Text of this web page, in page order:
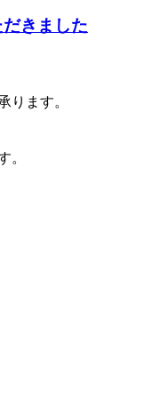
きました
ります。
。